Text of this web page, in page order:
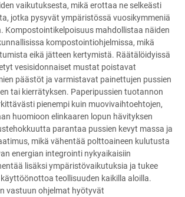
vaikutuksesta, mikä erottaa ne selkeästi
jotka pysyvät ympäristössä vuosikymmeniä
Kompostointikelpoisuus mahdollistaa näiden
kompostointiohjelmissa, mikä
eikä jätteen kertymistä. Räätälöidyissä
vesisidonnaiset mustat poistavat
päästöt ja varmistavat painettujen pussien
tai kierrätyksen. Paperipussien tuotannon
pienempi kuin muovivaihtoehtojen,
huomioon elinkaaren lopun hävityksen
parantaa pussien kevyt massa ja
mikä vähentää polttoaineen kulutusta
energian integrointi nykyaikaisiin
lisäksi ympäristövaikutuksia ja tukee
teollisuuden kaikilla aloilla.
vastuun ohjelmat hyötyvät